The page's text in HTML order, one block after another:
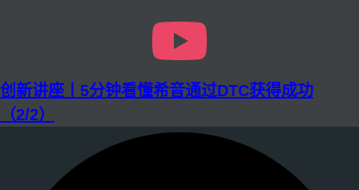
创新讲座丨5分钟看懂希音通过DTC获得成功
（2/2）